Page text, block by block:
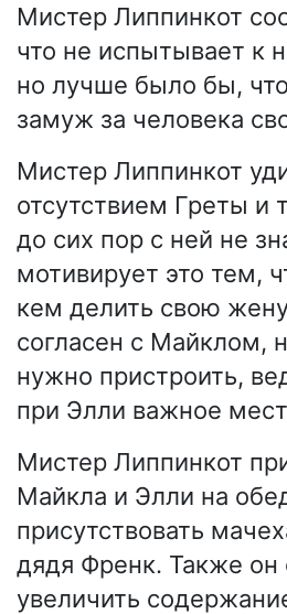
Мистер Липпинкот
что не испытывает к
но лучше было бы,
замуж за человека
Мистер Липпинкот
отсутствием Греты и
до сих пор с ней не
мотивирует это тем,
кем делить свою
согласен с Майклом,
нужно пристроить,
при Элли важное
Мистер Липпинкот
Майкла и Элли на
присутствовать
дядя Френк. Также он
увеличить